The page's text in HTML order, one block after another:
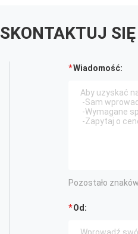
SKONTAKTUJ
Wiadomość:
Pozostało
Od: